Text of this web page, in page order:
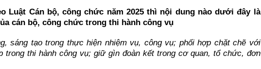
Luật Cán bộ, công chức năm 2025 thì nội dung nào dưới đây là
cán bộ, công chức trong thi hành công vụ
sáng tạo trong thực hiện nhiệm vụ, công vụ; phối hợp chặt chẽ với
trong thi hành công vụ; giữ gìn đoàn kết trong cơ quan, tổ chức, đơn